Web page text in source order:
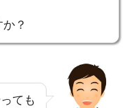
？
ても